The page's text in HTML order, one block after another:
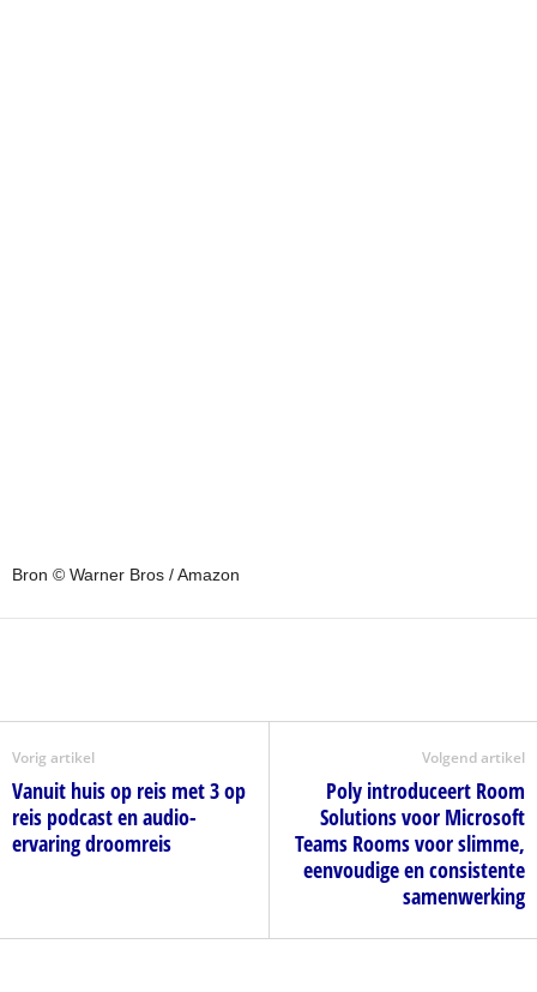
Bron © Warner Bros / Amazon
Vorig artikel
Vanuit huis op reis met 3 op
reis podcast en audio-
ervaring droomreis
Volgend artikel
Poly introduceert Room
Solutions voor Microsoft
Teams Rooms voor slimme,
eenvoudige en consistente
samenwerking